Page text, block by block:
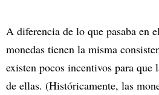
A diferencia de lo que pasaba en
monedas tienen la misma
existen pocos incentivos para que
de ellas. (Históricamente, las